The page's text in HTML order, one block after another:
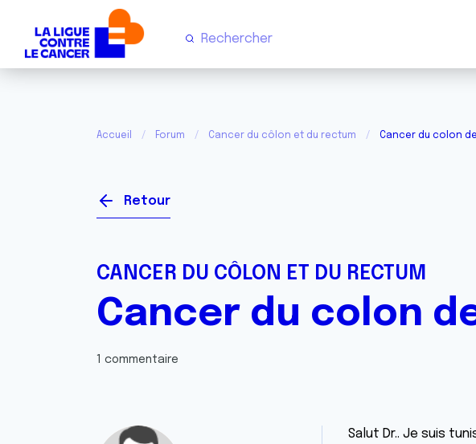
Accueil Forum Cancer du côlon et du rectum Cancer du colon
Retour
CANCER DU CÔLON ET DU RECTUM
Cancer du colon
1 commentaire
Salut Dr.. Je suis